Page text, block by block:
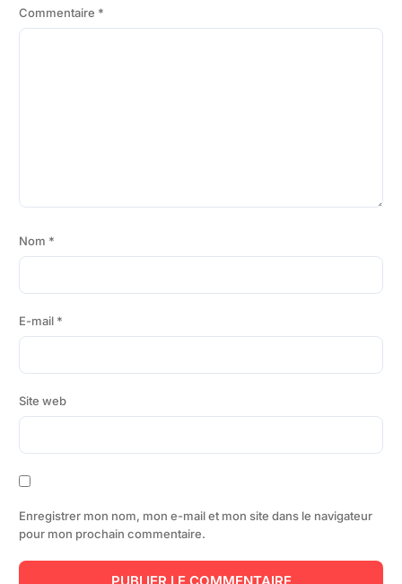
Commentaire *
Nom *
E-mail *
Site web
Enregistrer mon nom, mon e-mail et mon site dans le navigateur
pour mon prochain commentaire.